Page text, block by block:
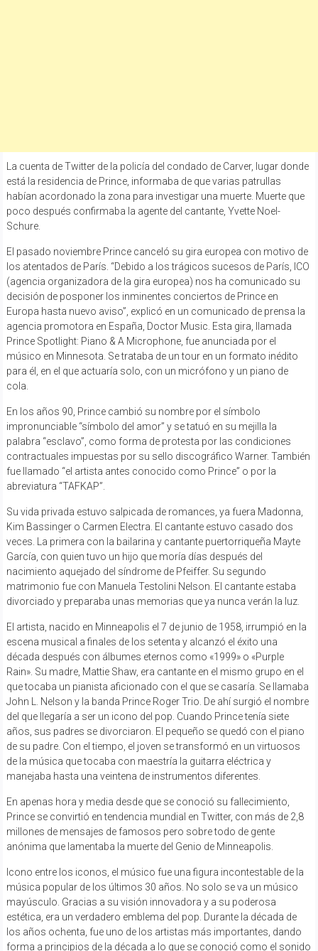
La cuenta de Twitter de la policía del condado de Carver, lugar donde
está la residencia de Prince, informaba de que varias patrullas
habían acordonado la zona para investigar una muerte. Muerte que
poco después confirmaba la agente del cantante, Yvette Noel-
Schure.
El pasado noviembre Prince canceló su gira europea con motivo de
los atentados de París. “Debido a los trágicos sucesos de París, ICO
(agencia organizadora de la gira europea) nos ha comunicado su
decisión de posponer los inminentes conciertos de Prince en
Europa hasta nuevo aviso”, explicó en un comunicado de prensa la
agencia promotora en España, Doctor Music. Esta gira, llamada
Prince Spotlight: Piano & A Microphone, fue anunciada por el
músico en Minnesota. Se trataba de un tour en un formato inédito
para él, en el que actuaría solo, con un micrófono y un piano de
cola.
En los años 90, Prince cambió su nombre por el símbolo
impronunciable “símbolo del amor” y se tatuó en su mejilla la
palabra “esclavo”, como forma de protesta por las condiciones
contractuales impuestas por su sello discográfico Warner. También
fue llamado “el artista antes conocido como Prince” o por la
abreviatura “TAFKAP”.
Su vida privada estuvo salpicada de romances, ya fuera Madonna,
Kim Bassinger o Carmen Electra. El cantante estuvo casado dos
veces. La primera con la bailarina y cantante puertorriqueña Mayte
García, con quien tuvo un hijo que moría días después del
nacimiento aquejado del síndrome de Pfeiffer. Su segundo
matrimonio fue con Manuela Testolini Nelson. El cantante estaba
divorciado y preparaba unas memorias que ya nunca verán la luz.
El artista, nacido en Minneapolis el 7 de junio de 1958, irrumpió en la
escena musical a finales de los setenta y alcanzó el éxito una
década después con álbumes eternos como «1999» o «Purple
Rain». Su madre, Mattie Shaw, era cantante en el mismo grupo en el
que tocaba un pianista aficionado con el que se casaría. Se llamaba
John L. Nelson y la banda Prince Roger Trio. De ahí surgió el nombre
del que llegaría a ser un icono del pop. Cuando Prince tenía siete
años, sus padres se divorciaron. El pequeño se quedó con el piano
de su padre. Con el tiempo, el joven se transformó en un virtuosos
de la música que tocaba con maestría la guitarra eléctrica y
manejaba hasta una veintena de instrumentos diferentes.
En apenas hora y media desde que se conoció su fallecimiento,
Prince se convirtió en tendencia mundial en Twitter, con más de 2,8
millones de mensajes de famosos pero sobre todo de gente
anónima que lamentaba la muerte del Genio de Minneapolis.
Icono entre los iconos, el músico fue una figura incontestable de la
música popular de los últimos 30 años. No solo se va un músico
mayúsculo. Gracias a su visión innovadora y a su poderosa
estética, era un verdadero emblema del pop. Durante la década de
los años ochenta, fue uno de los artistas más importantes, dando
forma a principios de la década a lo que se conoció como el sonido